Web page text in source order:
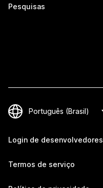
Pesquisas
Login de desenvolvedores
Termos de serviço